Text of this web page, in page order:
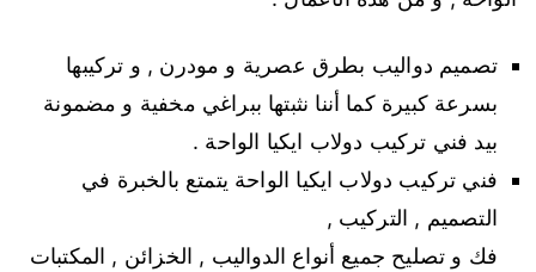
تصميم دواليب بطرق عصرية و مودرن , و تركيبها
بسرعة كبيرة كما أننا نثبتها ببراغي مخفية و مضمونة
بيد فني تركيب دولاب ايكيا الواحة .
فني تركيب دولاب ايكيا الواحة يتمتع بالخبرة في
التصميم , التركيب ,
فك و تصليح جميع أنواع الدواليب , الخزائن , المكتبات